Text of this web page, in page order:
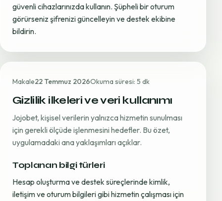
güvenli cihazlarınızda kullanın. Şüpheli bir oturum
görürseniz şifrenizi güncelleyin ve destek ekibine
bildirin.
Makale22 Temmuz 2026Okuma süresi: 5 dk
Gizlilik ilkeleri ve veri kullanımı
Jojobet, kişisel verilerin yalnızca hizmetin sunulması
için gerekli ölçüde işlenmesini hedefler. Bu özet,
uygulamadaki ana yaklaşımları açıklar.
Toplanan bilgi türleri
Hesap oluşturma ve destek süreçlerinde kimlik,
iletişim ve oturum bilgileri gibi hizmetin çalışması için